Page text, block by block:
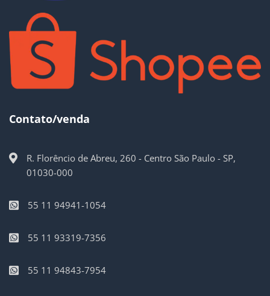
Contato/venda
R. Florêncio de Abreu, 260 - Centro São Paulo - SP,
01030-000
55 11 94941-1054
55 11 93319-7356
55 11 94843-7954